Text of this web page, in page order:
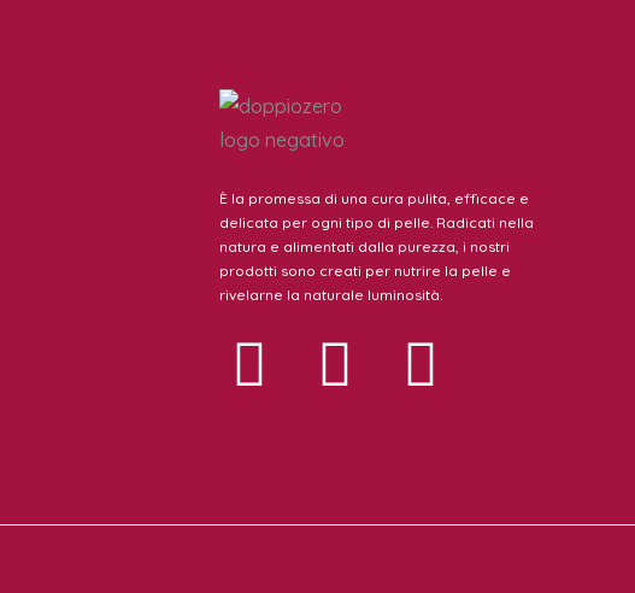
È la promessa di una cura pulita, efficace e
delicata per ogni tipo di pelle. Radicati nella
natura e alimentati dalla purezza, i nostri
prodotti sono creati per nutrire la pelle e
rivelarne la naturale luminosità.
I
n
t
F
a
e
T
w
t